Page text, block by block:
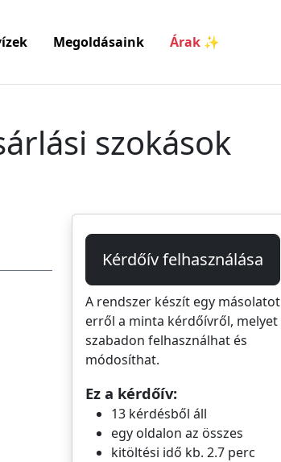
Megoldásaink Árak ✨
szokások
Kérdőív felhasználása
A rendszer készít egy másolatot
erről a minta kérdőívről, melyet
szabadon felhasználhat és
módosíthat.
Ez a kérdőív:
13 kérdésből áll
egy oldalon az összes
kitöltési idő kb. 2.7 perc